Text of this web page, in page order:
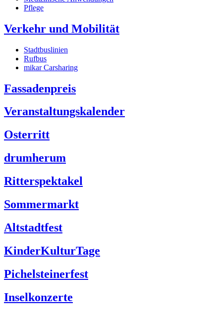
Pflege
Verkehr und Mobilität
Stadtbuslinien
Rufbus
mikar Carsharing
Fassadenpreis
Veranstaltungskalender
Osterritt
drumherum
Ritterspektakel
Sommermarkt
Altstadtfest
KinderKulturTage
Pichelsteinerfest
Inselkonzerte